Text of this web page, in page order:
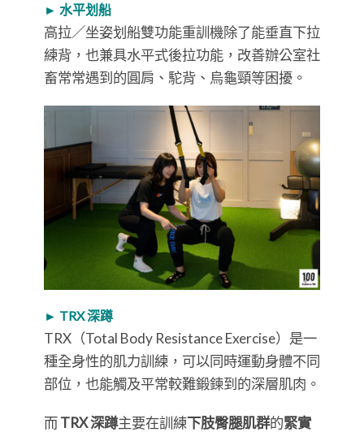
► 水平划船
高拉／坐姿划船雙功能重訓機除了能垂直下拉
練背，也兼具水平式後拉功能，改善辦公室社
畜常常遇到的圓肩、駝背、烏龜頸等困擾。
► TRX 深蹲
TRX（Total Body Resistance Exercise）是一
種全身性的肌力訓練，可以同時運動身體不同
部位，也能觸及平常較難鍛鍊到的深層肌肉。
而TRX 深蹲主要在訓練下肢臀腿肌群的緊實